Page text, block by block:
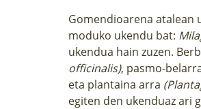
Gomendioarena atalean
moduko ukendu bat:
ukendua hain zuzen.
officinalis), pasmo-
eta plantaina arra
egiten den ukenduaz ari